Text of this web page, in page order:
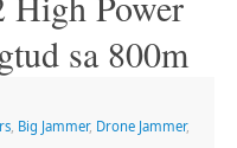
sa 800m
, Big Jammer, Drone Jammer,